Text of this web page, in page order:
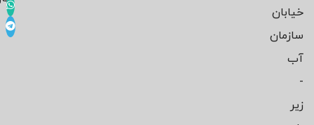
خیابان
سازمان
آب
-
زیر